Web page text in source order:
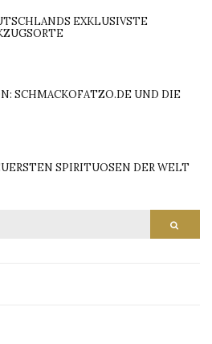
EXKLUSIVSTE
SCHMACKOFATZO.DE UND DIE
SPIRITUOSEN DER WELT